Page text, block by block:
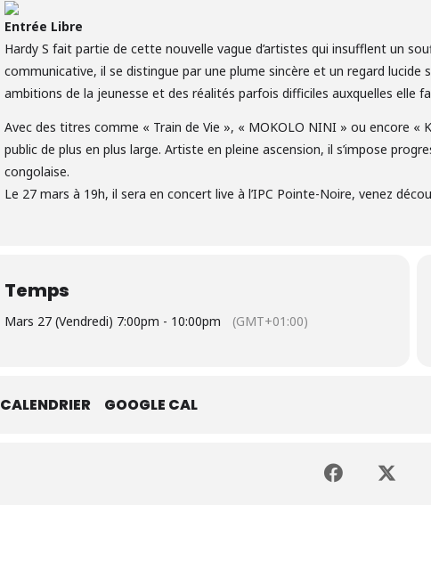
Entrée Libre
Hardy S fait partie de cette nouvelle vague d’artistes qui insufflent un
communicative, il se distingue par une plume sincère et un regard
ambitions de la jeunesse et des réalités parfois difficiles auxquelles elle
Avec des titres comme « Train de Vie », « MOKOLO NINI » ou encore «
public de plus en plus large. Artiste en pleine ascension, il s’impose
congolaise.
Le 27 mars à 19h, il sera en concert live à l’IPC Pointe-Noire, venez
Temps
Mars 27 (Vendredi) 7:00pm - 10:00pm (GMT+01:00)
CALENDRIER GOOGLE CAL